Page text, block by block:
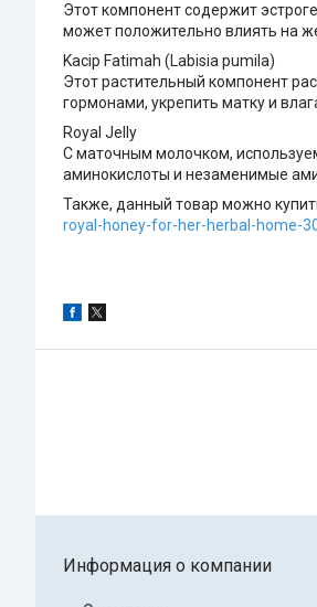
Этот компонент содержит
может положительно влиять на
Kacip Fatimah (Labisia pumila)
Этот растительный компонент
гормонами, укрепить матку и
Royal Jelly
С маточным молочком,
аминокислоты и незаменимые
Также, данный товар можно
royal-honey-for-her-herbal-home-
Информация о компании